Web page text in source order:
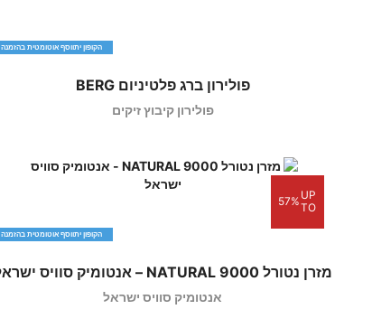
הקופון יתווסף אוטומטית בהזמנה
פולירון ברג פלטיניום BERG
פולירון קיבוץ זיקים
UP
TO
57%
הקופון יתווסף אוטומטית בהזמנה
מזרן נטורל 9000 NATURAL – אנטומיק סוויס ישראל
אנטומיק סוויס ישראל